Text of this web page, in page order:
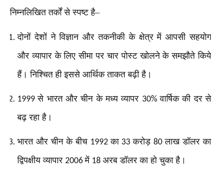
निम्नलिखित तर्कों से स्पष्ट है–
दोनों देशों ने विज्ञान और तकनीकी के क्षेत्र में आपसी सहयोग
और व्यापार के लिए सीमा पर चार पोस्ट खोलने के समझौते किये
हैं। निश्चित ही इससे आर्थिक ताकत बढ़ी है।
1999से भारत और चीन के मध्य व्यापर 30%वार्षिक की दर से
बढ़ रहा है।
भारत और चीन के बीच 1992का 33करोड़80लाख डॉलर का
द्विपक्षीय व्यापार 2006में 18 अरब डॉलर का हो चुका है।